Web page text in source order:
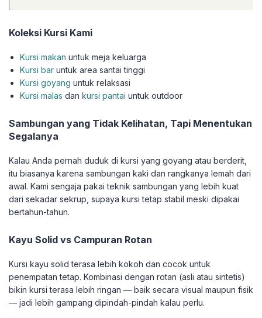
Koleksi Kursi Kami
Kursi makan untuk meja keluarga
Kursi bar untuk area santai tinggi
Kursi goyang untuk relaksasi
Kursi malas dankursi pantai untuk outdoor
Sambungan yang Tidak Kelihatan, Tapi Menentukan
Segalanya
Kalau Anda pernah duduk di kursi yang goyang atau berderit,
itu biasanya karena sambungan kaki dan rangkanya lemah dari
awal. Kami sengaja pakai teknik sambungan yang lebih kuat
dari sekadar sekrup, supaya kursi tetap stabil meski dipakai
bertahun-tahun.
Kayu Solid vs Campuran Rotan
Kursi kayu solid terasa lebih kokoh dan cocok untuk
penempatan tetap. Kombinasi dengan rotan (asli atau sintetis)
bikin kursi terasa lebih ringan — baik secara visual maupun fisik
— jadi lebih gampang dipindah-pindah kalau perlu.